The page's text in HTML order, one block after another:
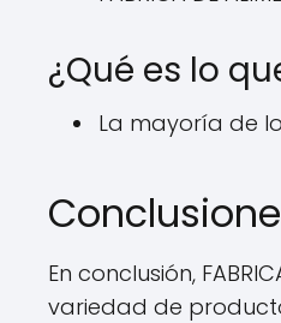
¿Qué es lo
La mayoría de
En conclusión,
variedad de